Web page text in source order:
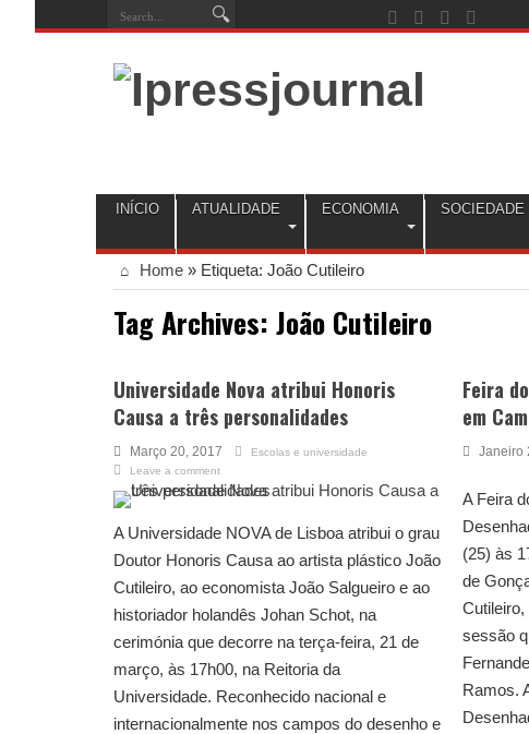
INÍCIO ATUALIDADE ECONOMIA SOCIEDADE
Home » Etiqueta: João Cutileiro
Tag Archives: João Cutileiro
Universidade Nova atribui Honoris
Causa a três personalidades
Março 20, 2017
Escolas e universidade
Leave a comment
A Universidade NOVA de Lisboa atribui o grau
Doutor Honoris Causa ao artista plástico João
Cutileiro, ao economista João Salgueiro e ao
historiador holandês Johan Schot, na
cerimónia que decorre na terça-feira, 21 de
março, às 17h00, na Reitoria da
Universidade. Reconhecido nacional e
internacionalmente nos campos do desenho e
Feira
em
Janeiro
A Feira
(25) às
de
sessão
Ramos.